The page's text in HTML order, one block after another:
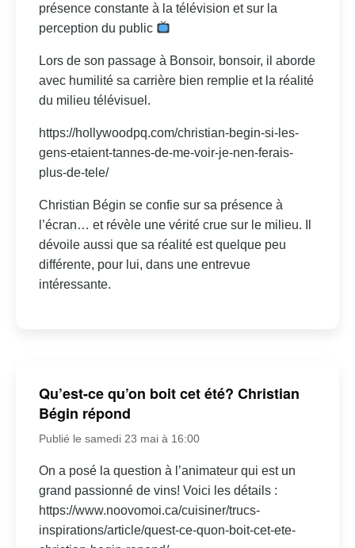
présence constante à la télévision et sur la
perception du public
Lors de son passage à Bonsoir, bonsoir, il aborde
avec humilité sa carrière bien remplie et la réalité
du milieu télévisuel.
https://hollywoodpq.com/christian-begin-si-les-
gens-etaient-tannes-de-me-voir-je-nen-ferais-
plus-de-tele/
Christian Bégin se confie sur sa présence à
l’écran… et révèle une vérité crue sur le milieu. Il
dévoile aussi que sa réalité est quelque peu
différente, pour lui, dans une entrevue
intéressante.
Qu’est-ce qu’on boit cet été? Christian
Bégin répond
Publié le samedi 23 mai à 16:00
On a posé la question à l’animateur qui est un
grand passionné de vins! Voici les détails :
https://www.noovomoi.ca/cuisiner/trucs-
inspirations/article/quest-ce-quon-boit-cet-ete-